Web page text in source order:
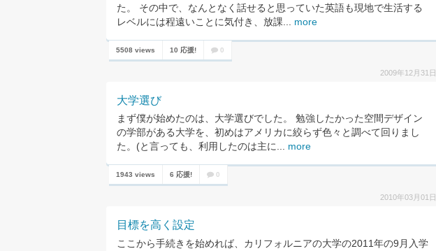
た。 その中で、なんとなく話せると思っていた英語も現地で生活する
レベルには程遠いことに気付き、放課... more
5508 views 10 応援! 0
大学選び
まず僕が始めたのは、大学選びでした。 勉強したかった空間デザイン
の学部がある大学を、初めはアメリカに絞らず色々と調べて回りまし
た。(と言っても、利用したのは主に... more
2009年12月31日
1943 views 6 応援! 0
目標を高く設定
ここから手続きを始めれば、カリフォルニアの大学の2011年の9月入学
2010年03月01日